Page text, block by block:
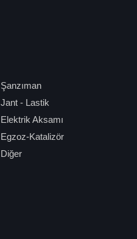
Şanzıman
Jant - Lastik
Elektrik Aksamı
Egzoz-Katalizör
Diğer